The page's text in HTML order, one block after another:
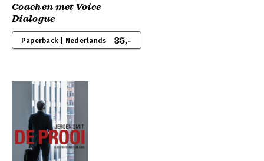
Coachen met Voice
Dialogue
Paperback | Nederlands 35,-